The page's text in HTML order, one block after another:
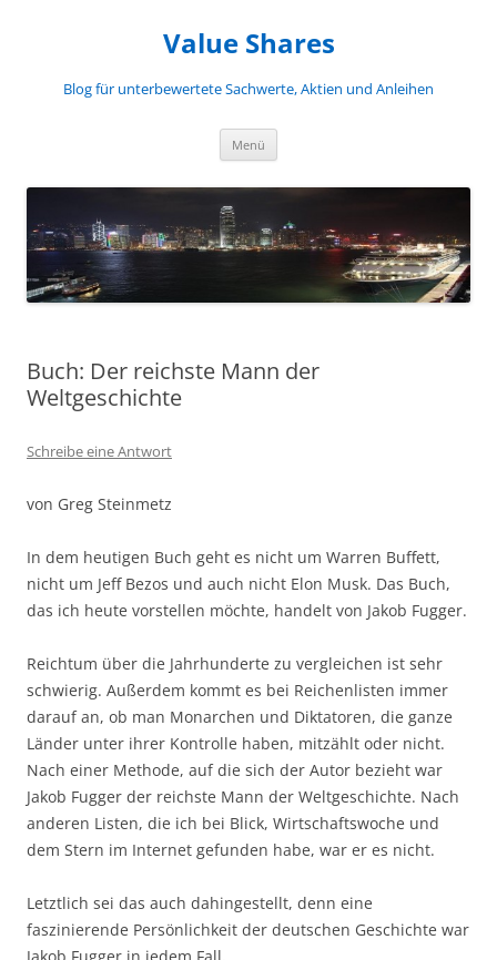
Value Shares
Blog für unterbewertete Sachwerte, Aktien und Anleihen
Menü
Buch: Der reichste Mann der
Weltgeschichte
Schreibe eine Antwort
von Greg Steinmetz
In dem heutigen Buch geht es nicht um Warren Buffett,
nicht um Jeff Bezos und auch nicht Elon Musk. Das Buch,
das ich heute vorstellen möchte, handelt von Jakob Fugger.
Reichtum über die Jahrhunderte zu vergleichen ist sehr
schwierig. Außerdem kommt es bei Reichenlisten immer
darauf an, ob man Monarchen und Diktatoren, die ganze
Länder unter ihrer Kontrolle haben, mitzählt oder nicht.
Nach einer Methode, auf die sich der Autor bezieht war
Jakob Fugger der reichste Mann der Weltgeschichte. Nach
anderen Listen, die ich bei Blick, Wirtschaftswoche und
dem Stern im Internet gefunden habe, war er es nicht.
Letztlich sei das auch dahingestellt, denn eine
faszinierende Persönlichkeit der deutschen Geschichte war